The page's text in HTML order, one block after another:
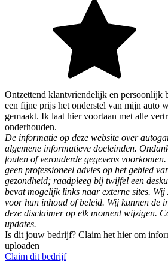
Ontzettend klantvriendelijk en persoonlijk
een fijne prijs het onderstel van mijn auto
gemaakt. Ik laat hier voortaan met alle
onderhouden.
De informatie op deze website over
algemene informatieve doeleinden.
fouten of verouderde gegevens
geen professioneel advies op het gebied
gezondheid; raadpleeg bij twijfel een
bevat mogelijk links naar externe sites.
voor hun inhoud of beleid. Wij kunnen de
deze disclaimer op elk moment wijzigen.
updates.
Is dit jouw bedrijf? Claim het hier om
uploaden
Claim dit bedrijf